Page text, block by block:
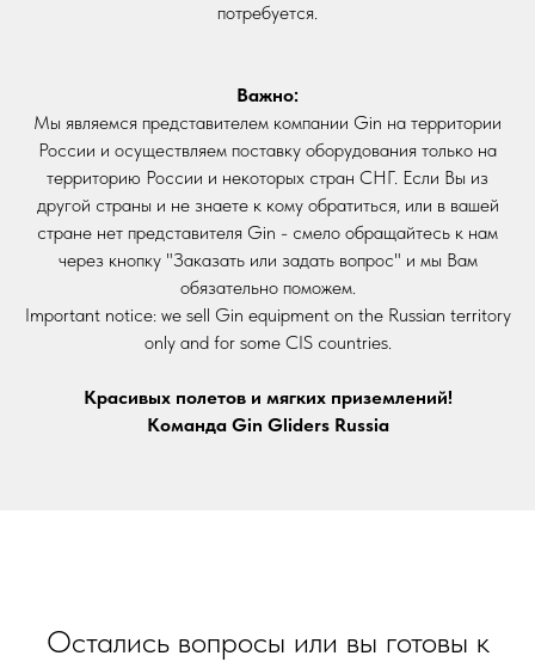
потребуется.
Важно:
Мы являемся представителем компании Gin на территории
России и осуществляем поставку оборудования только на
территорию России и некоторых стран СНГ. Если Вы из
другой страны и не знаете к кому обратиться, или в вашей
стране нет представителя Gin - смело обращайтесь к нам
через кнопку "Заказать или задать вопрос" и мы Вам
обязательно поможем.
Important notice: we sell Gin equipment on the Russian territory
only and for some CIS countries.
Красивых полетов и мягких приземлений!
Команда Gin Gliders Russia
Остались вопросы или вы готовы к
О компании
Новости и анонсы
Парапланы
Мотопарапланы
Подвесные системы
Запасные системы